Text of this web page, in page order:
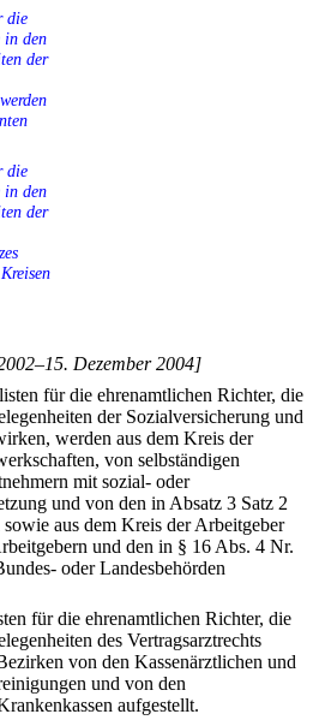
die
in den
der
die
in den
der
Dezember 2004]
für die ehrenamtlichen Richter, die
der Sozialversicherung und
werden aus dem Kreis der
von selbständigen
mit sozial- oder
und von den in Absatz 3 Satz 2
aus dem Kreis der Arbeitgeber
und den in § 16 Abs. 4 Nr.
oder Landesbehörden
für die ehrenamtlichen Richter, die
des Vertragsarztrechts
von den Kassenärztlichen und
und von den
aufgestellt.